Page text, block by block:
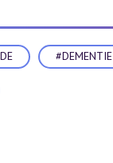
#DEMENTIE